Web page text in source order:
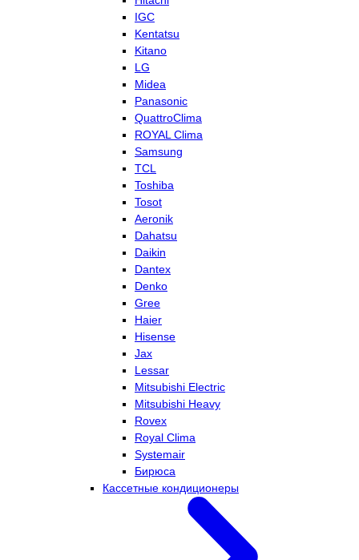
IGC
Kentatsu
Kitano
LG
Midea
Panasonic
QuattroClima
ROYAL Clima
Samsung
TCL
Toshiba
Tosot
Aeronik
Dahatsu
Daikin
Dantex
Denko
Gree
Haier
Hisense
Jax
Lessar
Mitsubishi Electric
Mitsubishi Heavy
Rovex
Royal Clima
Systemair
Бирюса
Кассетные кондиционеры